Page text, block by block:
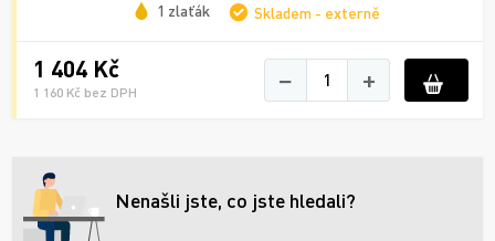
1 zlaťák Skladem - externě
1 404 Kč
1 160 Kč bez DPH − +
Nenašli jste, co jste hledali?